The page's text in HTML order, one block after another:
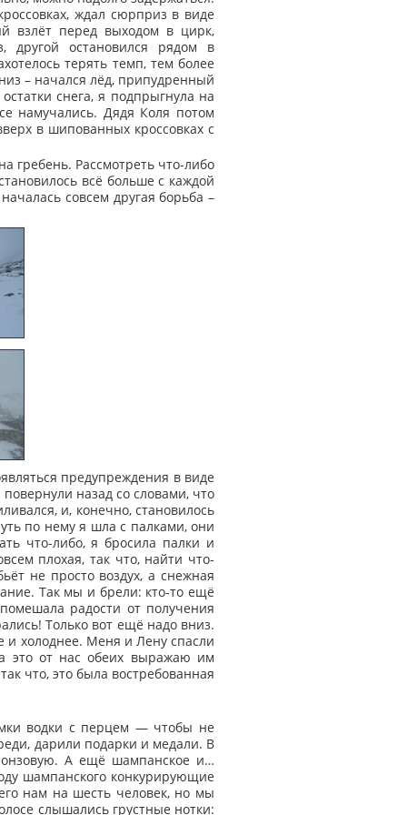
ждал сюрприз в виде
взлёт перед выходом в цирк,
остановился рядом в
терять темп, тем более
– начался лёд, припудренный
снега, я подпрыгнула на
намучались. Дядя Коля потом
в шипованных кроссовках с
гребень. Рассмотреть что-либо
всё больше с каждой
совсем другая борьба –
предупреждения в виде
назад со словами, что
и, конечно, становилось
по нему я шла с палками, они
что-либо, я бросила палки и
плохая, так что, найти что-
не просто воздух, а снежная
Так мы и брели: кто-то ещё
радости от получения
Только вот ещё надо вниз.
и холоднее. Меня и Лену спасли
это от нас обеих выражаю им
что, это была востребованная
водки с перцем — чтобы не
дарили подарки и медали. В
А ещё шампанское и…
шампанского конкурирующие
нам на шесть человек, но мы
слышались грустные нотки: